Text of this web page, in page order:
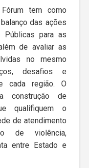
tem como
das ações
Públicas para as
de avaliar as
no mesmo
desafios e
cada região. O
construção de
qualifiquem o
de atendimento
de violência,
entre Estado e